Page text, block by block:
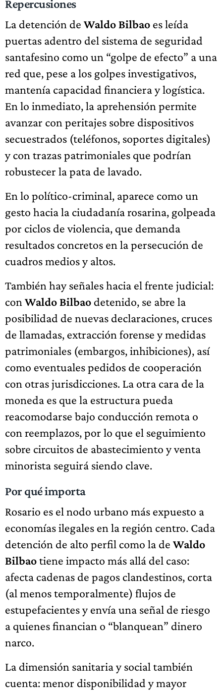
Repercusiones
La detención de Waldo Bilbao es leída
puertas adentro del sistema de seguridad
santafesino como un “golpe de efecto” a una
red que, pese a los golpes investigativos,
mantenía capacidad financiera y logística.
En lo inmediato, la aprehensión permite
avanzar con peritajes sobre dispositivos
secuestrados (teléfonos, soportes digitales)
y con trazas patrimoniales que podrían
robustecer la pata de lavado.
En lo político-criminal, aparece como un
gesto hacia la ciudadanía rosarina, golpeada
por ciclos de violencia, que demanda
resultados concretos en la persecución de
cuadros medios y altos.
También hay señales hacia el frente judicial:
con Waldo Bilbao detenido, se abre la
posibilidad de nuevas declaraciones, cruces
de llamadas, extracción forense y medidas
patrimoniales (embargos, inhibiciones), así
como eventuales pedidos de cooperación
con otras jurisdicciones. La otra cara de la
moneda es que la estructura pueda
reacomodarse bajo conducción remota o
con reemplazos, por lo que el seguimiento
sobre circuitos de abastecimiento y venta
minorista seguirá siendo clave.
Por qué importa
Rosario es el nodo urbano más expuesto a
economías ilegales en la región centro. Cada
detención de alto perfil como la de Waldo
Bilbaotiene impacto más allá del caso:
afecta cadenas de pagos clandestinos, corta
(al menos temporalmente) flujos de
estupefacientes y envía una señal de riesgo
a quienes financian o “blanquean” dinero
narco.
La dimensión sanitaria y social también
cuenta: menor disponibilidad y mayor